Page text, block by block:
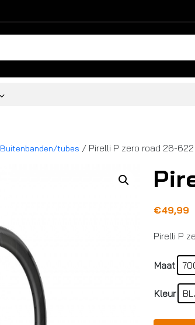
Buitenbanden/tubes / Pirelli P zero road 26-622
€49,99
Pirelli P
Maat
Kleur